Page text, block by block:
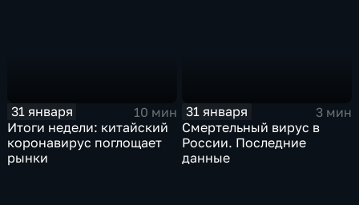
31 января
10 мин
Итоги недели: китайский
коронавирус поглощает
рынки
31 января
3 мин
Смертельный вирус в
России. Последние
данные